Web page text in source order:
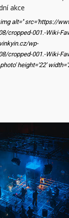
akce
alt='' src='https://
cropped-001.-Wiki-
wp-
cropped-001.-Wiki-
height='22'